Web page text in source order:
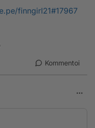
finngirl21#17967
Kommentoi